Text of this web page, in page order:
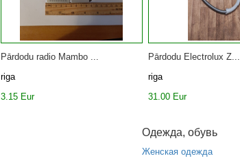
Pārdodu radio Mambo ...
riga
3.15 Eur
Pārdodu Electrolux Z...
riga
31.00 Eur
Одежда, обувь
Женская одежда